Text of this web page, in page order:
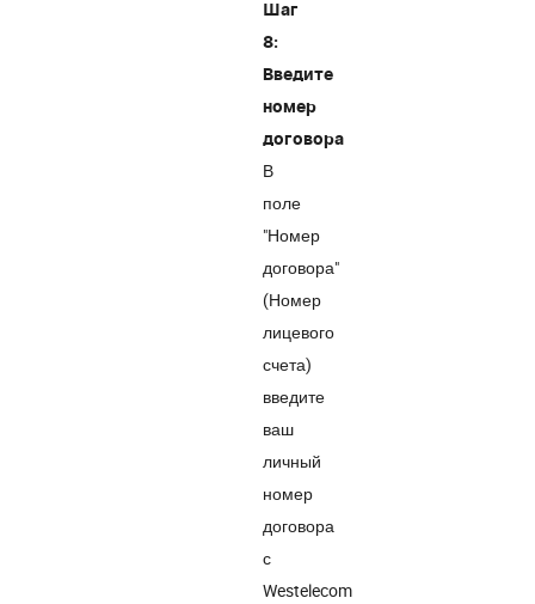
Шаг
8:
Введите
номер
договора
В
поле
"Номер
договора"
(Номер
лицевого
счета)
введите
ваш
личный
номер
договора
с
Westelecom